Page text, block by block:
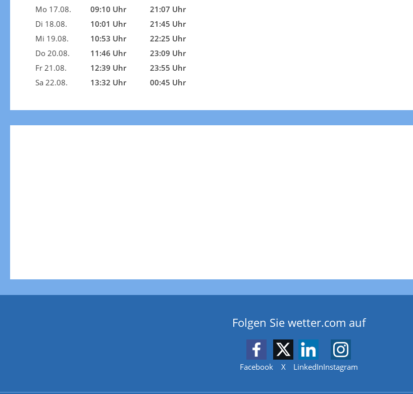
Mo 17.08.
09:10 Uhr
21:07 Uhr
Di 18.08.
10:01 Uhr
21:45 Uhr
Mi 19.08.
10:53 Uhr
22:25 Uhr
Do 20.08.
11:46 Uhr
23:09 Uhr
Fr 21.08.
12:39 Uhr
23:55 Uhr
Sa 22.08.
13:32 Uhr 00:45 Uhr
Folgen Sie wetter.com auf
Facebook X LinkedInInstagram